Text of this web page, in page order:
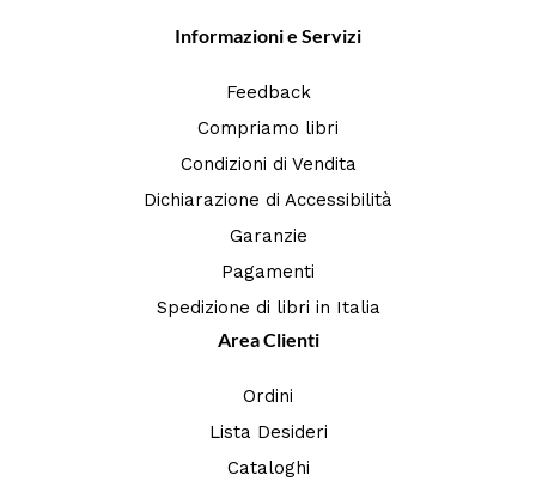
Informazioni e Servizi
Feedback
Compriamo libri
Condizioni di Vendita
Dichiarazione di Accessibilità
Garanzie
Pagamenti
Spedizione di libri in Italia
Area Clienti
Ordini
Lista Desideri
Cataloghi